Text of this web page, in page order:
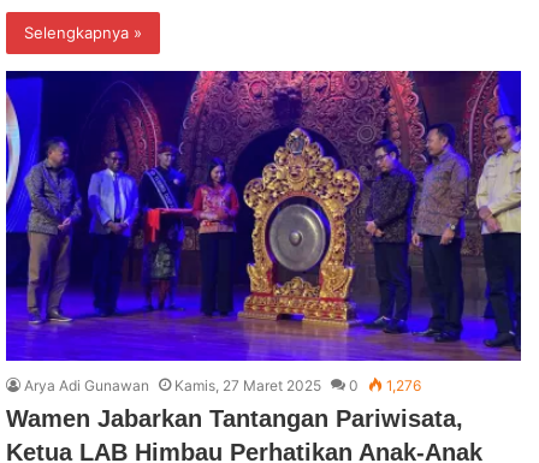
Selengkapnya »
Arya Adi Gunawan Kamis, 27 Maret 2025 0 1,276
Wamen Jabarkan Tantangan Pariwisata,
Ketua LAB Himbau Perhatikan Anak-Anak